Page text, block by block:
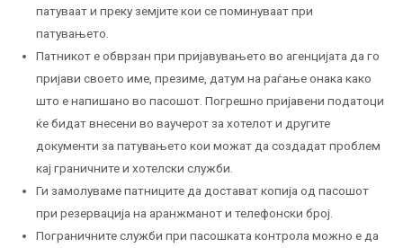
патуваат и преку земјите кои се поминуваат при
патувањето.
Патникот е обврзан при пријавувањето во агенцијата да го
пријави своето име, презиме, датум на раѓање онака како
што е напишано во пасошот. Погрешно пријавени податоци
ќе бидат внесени во ваучерот за хотелот и другите
документи за патувањето кои можат да создадат проблем
кај граничните и хотелски служби.
Ги замолуваме патниците да достават копија од пасошот
при резервација на аранжманот и телефонски број.
Пограничните служби при пасошката контрола можно е да